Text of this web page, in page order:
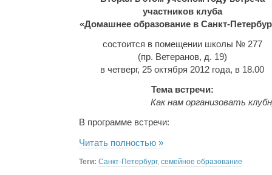
участников клуба
«Домашнее образование в Санкт-
состоится в помещении школы № 277
(пр. Ветеранов, д. 19)
в четверг, 25 октября 2012 года, в 18.00
Тема встречи:
Как нам организовать
В программе встречи:
Читать полностью »
Теги: Санкт-Петербург, семейное образование